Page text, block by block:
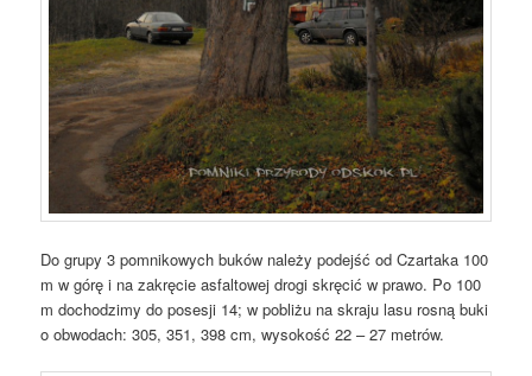
Do grupy 3 pomnikowych buków należy podejść od Czartaka 100
m w górę i na zakręcie asfaltowej drogi skręcić w prawo. Po 100
m dochodzimy do posesji 14; w pobliżu na skraju lasu rosną buki
o obwodach: 305, 351, 398 cm, wysokość 22 – 27 metrów.